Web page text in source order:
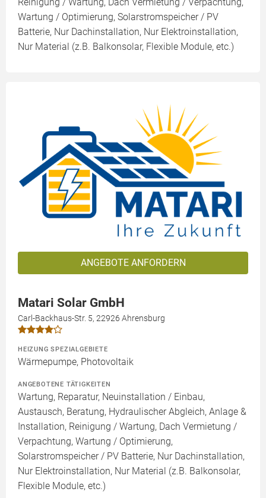
Wartung / Optimierung, Solarstromspeicher / PV
Batterie, Nur Dachinstallation, Nur Elektroinstallation,
Nur Material (z.B. Balkonsolar, Flexible Module, etc.)
ANGEBOTE ANFORDERN
Matari Solar GmbH
Carl-Backhaus-Str. 5, 22926 Ahrensburg
HEIZUNG SPEZIALGEBIETE
Wärmepumpe, Photovoltaik
ANGEBOTENE TÄTIGKEITEN
Wartung, Reparatur, Neuinstallation / Einbau,
Austausch, Beratung, Hydraulischer Abgleich, Anlage &
Installation, Reinigung / Wartung, Dach Vermietung /
Verpachtung, Wartung / Optimierung,
Solarstromspeicher / PV Batterie, Nur Dachinstallation,
Nur Elektroinstallation, Nur Material (z.B. Balkonsolar,
Flexible Module, etc.)